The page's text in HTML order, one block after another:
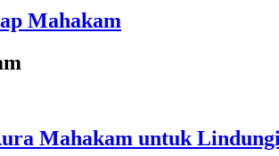
Mahakam
Mahakam untuk